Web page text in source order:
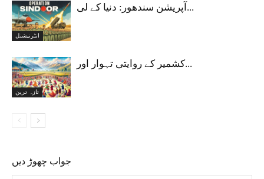
انٹرنیشنل
آپریشن سندھور: دنیا کے لی...
تازہ ترین
کشمیر کے روایتی تہوار اور...
جواب چھوڑ دیں